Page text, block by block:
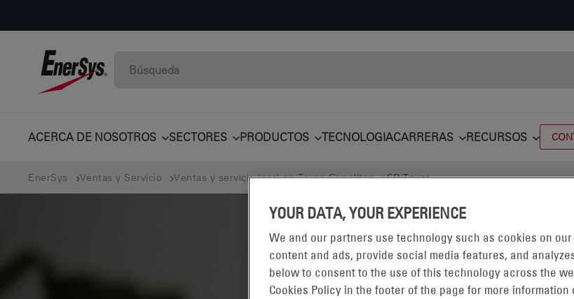
ACERCA DE NOSOTROS SECTORES PRODUCTOS TECNOLOGIACARRERAS RECURSOS
EnerSys Ventas y Servicio Ventas y servicio local en Texas Carrollton SP Texas
YOUR DATA, YOUR EXPERIENCE
We and our partners use technology such as cookies on
content and ads, provide social media features, and
below to consent to the use of this technology across the
Cookies Policy in the footer of the page for more information